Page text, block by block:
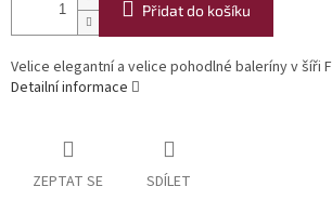
Přidat do košíku
Velice elegantní a velice pohodlné baleríny v šíři F
Detailní informace
ZEPTAT SE SDÍLET